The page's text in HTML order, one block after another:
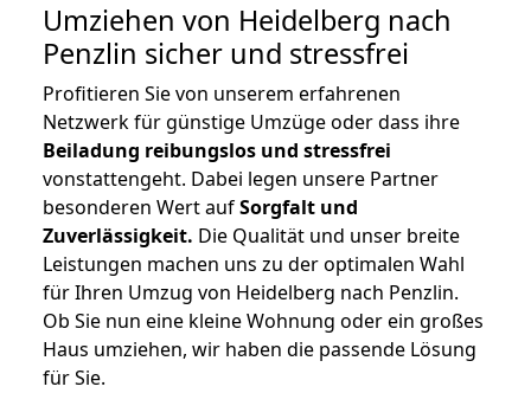
Umziehen von Heidelberg nach
Penzlin sicher und stressfrei
Profitieren Sie von unserem erfahrenen
Netzwerk für günstige Umzüge oder dass ihre
Beiladung reibungslos und stressfrei
vonstattengeht. Dabei legen unsere Partner
besonderen Wert aufSorgfalt und
Zuverlässigkeit. Die Qualität und unser breite
Leistungen machen uns zu der optimalen Wahl
für Ihren Umzug von Heidelberg nach Penzlin.
Ob Sie nun eine kleine Wohnung oder ein großes
Haus umziehen, wir haben die passende Lösung
für Sie.